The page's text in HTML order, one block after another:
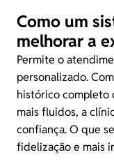
Como um
melhorar a
Permite o
personalizado.
histórico completo
mais fluidos, a
confiança. O que
fidelização e mais